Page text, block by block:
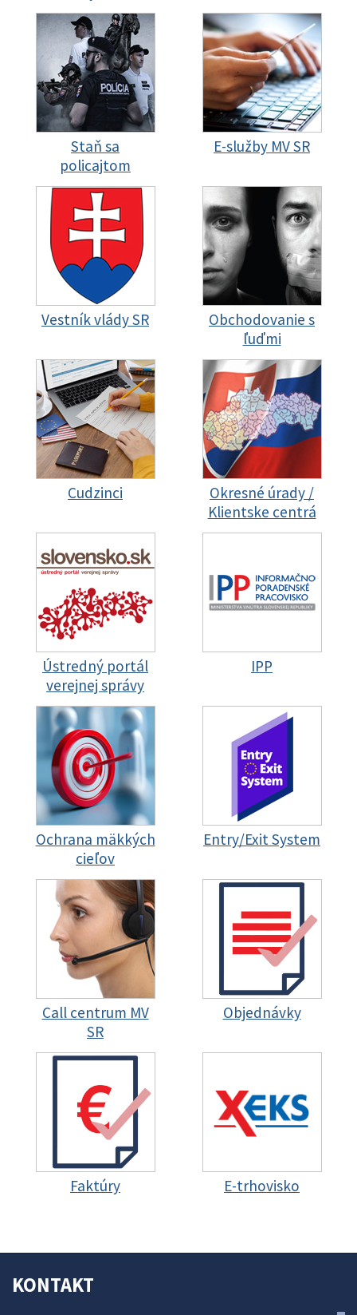
Staň sa
policajtom
E-služby MV SR
Vestník vlády SR
Obchodovanie s
ľuďmi
Cudzinci
Okresné úrady /
Klientske centrá
Ústredný portál
verejnej správy
IPP
Ochrana mäkkých
cieľov
Entry/Exit System
Call centrum MV
SR
Objednávky
Faktúry E-trhovisko
KONTAKT